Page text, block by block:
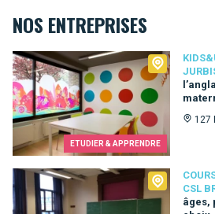
NOS ENTREPRISES
ETUDIER & APPRENDRE
127
Kids&Us language school - Jurbise
CSL
âges,
Cours du Soir de Langues - CSL